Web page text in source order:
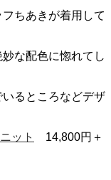
ちあきが着用して
な配色に惚れてし
るところなどデザ
ット
14,800円＋